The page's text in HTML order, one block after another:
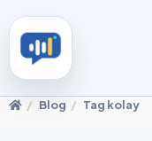
Blog Tag kolay